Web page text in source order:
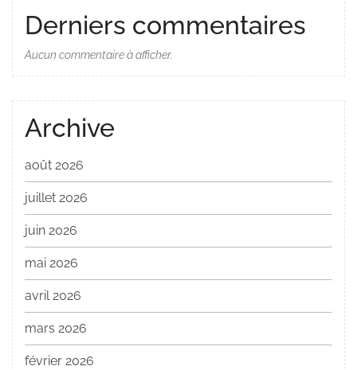
Derniers commentaires
Aucun commentaire à afficher.
Archive
août 2026
juillet 2026
juin 2026
mai 2026
avril 2026
mars 2026
février 2026